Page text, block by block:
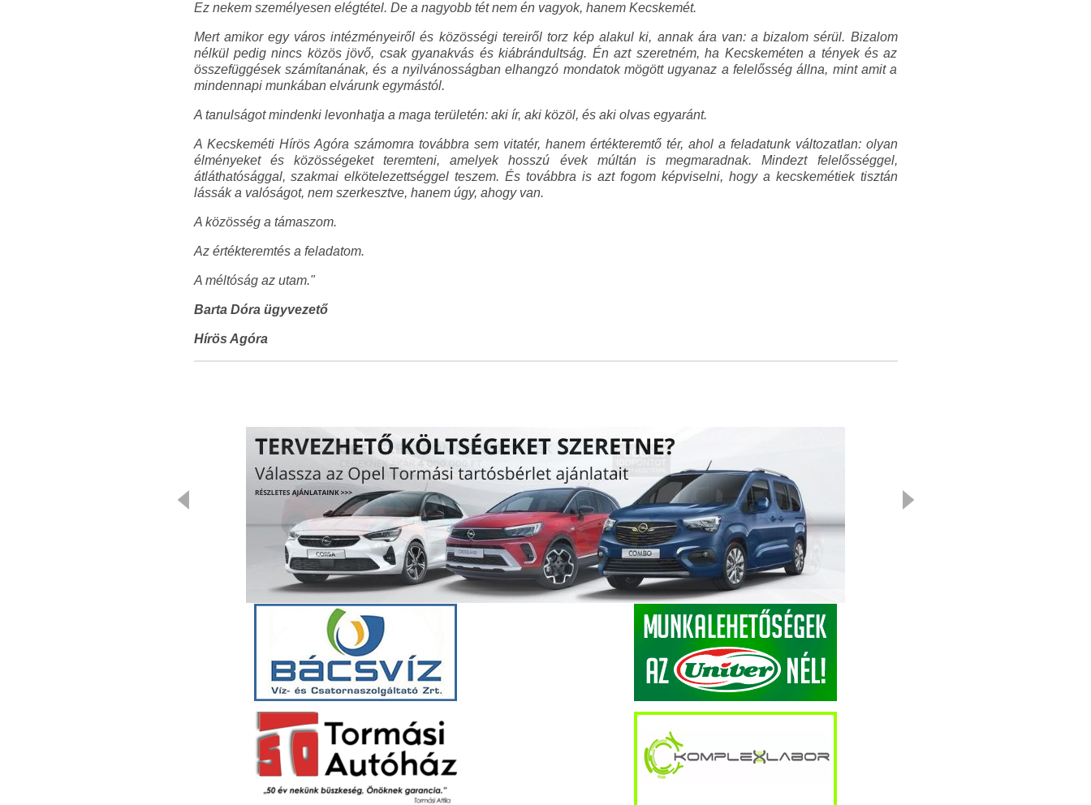
Ez nekem személyesen elégtétel. De a nagyobb tét nem én vagyok, hanem Kecskemét.
Mert amikor egy város intézményeiről és közösségi tereiről torz kép alakul ki, annak ára van: a bizalom sérül. Bizalom
nélkül pedig nincs közös jövő, csak gyanakvás és kiábrándultság. Én azt szeretném, ha Kecskeméten a tények és az
összefüggések számítanának, és a nyilvánosságban elhangzó mondatok mögött ugyanaz a felelősség állna, mint amit a
mindennapi munkában elvárunk egymástól.
A tanulságot mindenki levonhatja a maga területén: aki ír, aki közöl, és aki olvas egyaránt.
A Kecskeméti Hírös Agóra számomra továbbra sem vitatér, hanem értékteremtő tér, ahol a feladatunk változatlan: olyan
élményeket és közösségeket teremteni, amelyek hosszú évek múltán is megmaradnak. Mindezt felelősséggel,
átláthatósággal, szakmai elkötelezettséggel teszem. És továbbra is azt fogom képviselni, hogy a kecskemétiek tisztán
lássák a valóságot, nem szerkesztve, hanem úgy, ahogy van.
A közösség a támaszom.
Az értékteremtés a feladatom.
A méltóság az utam."
Barta Dóra ügyvezető
Hírös Agóra